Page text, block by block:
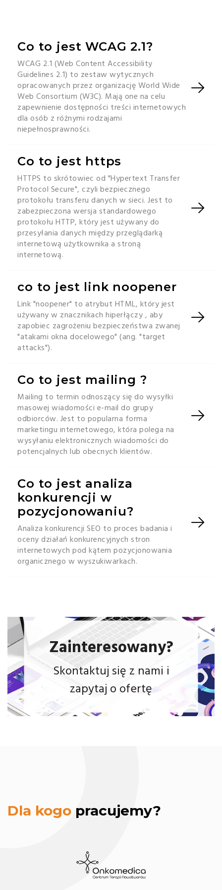
Co to jest WCAG 2.1?
WCAG 2.1 (Web Content Accessibility
Guidelines 2.1) to zestaw wytycznych
opracowanych przez organizację World Wide
Web Consortium (W3C). Mają one na celu
zapewnienie dostępności treści internetowych
dla osób z różnymi rodzajami
niepełnosprawności.
Co to jest https
HTTPS to skrótowiec od "Hypertext Transfer
Protocol Secure", czyli bezpiecznego
protokołu transferu danych w sieci. Jest to
zabezpieczona wersja standardowego
protokołu HTTP, który jest używany do
przesyłania danych między przeglądarką
internetową użytkownika a stroną
internetową.
co to jest link noopener
Link "noopener" to atrybut HTML, który jest
używany w znacznikach hiperłączy , aby
zapobiec zagrożeniu bezpieczeństwa zwanej
"atakami okna docelowego" (ang. "target
attacks").
Co to jest mailing ?
Mailing to termin odnoszący się do wysyłki
masowej wiadomości e-mail do grupy
odbiorców. Jest to popularna forma
marketingu internetowego, która polega na
wysyłaniu elektronicznych wiadomości do
potencjalnych lub obecnych klientów.
Co to jest analiza
konkurencji w
pozycjonowaniu?
Analiza konkurencji SEO to proces badania i
oceny działań konkurencyjnych stron
internetowych pod kątem pozycjonowania
organicznego w wyszukiwarkach.
Zainteresowany?
Skontaktuj się z nami i
zapytaj o ofertę
Dla kogo pracujemy?
strony